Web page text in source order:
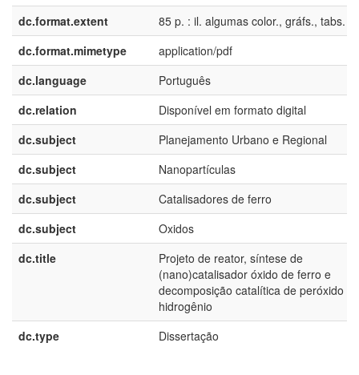
dc.format.extent
85 p. : il. algumas color., gráfs., tabs.
dc.format.mimetype
application/pdf
dc.language
Português
dc.relation
Disponível em formato digital
dc.subject
Planejamento Urbano e Regional
dc.subject
Nanopartículas
dc.subject
Catalisadores de ferro
dc.subject
Oxidos
dc.title
Projeto de reator, síntese de
(nano)catalisador óxido de ferro e
decomposição catalítica de peróxido de
hidrogênio
dc.type
Dissertação